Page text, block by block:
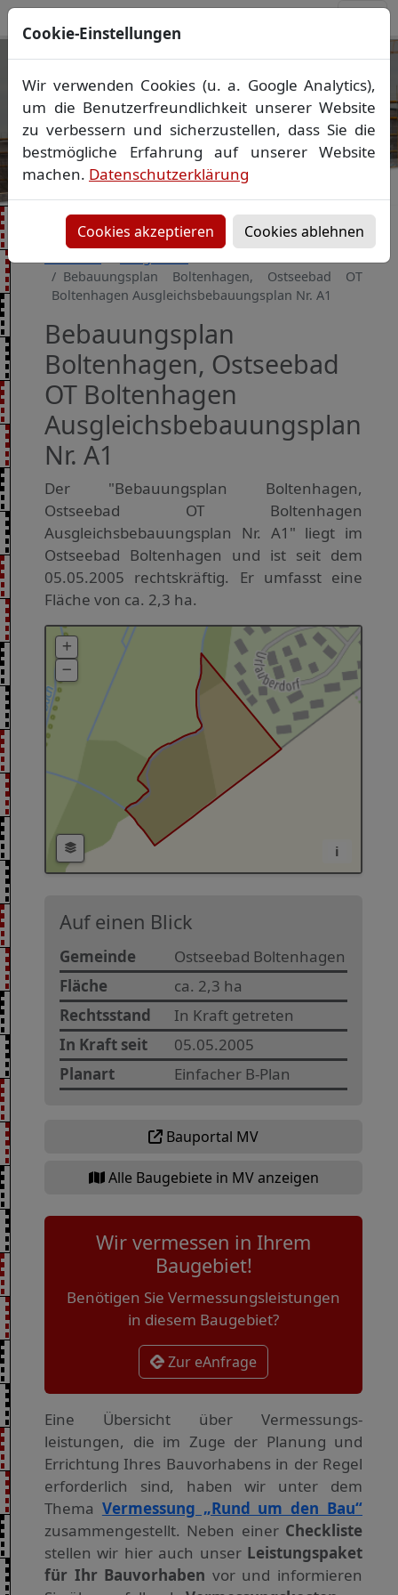
Ihr Vermessungsbüro in
Mecklenburg-Vorpommern
Wir vermessen Ihr Grundstück
Lageplan Absteckung▪Bauvermessung ▪
Gebäudeeinmessung
Grenzfeststellung▪Amtliche Auskünfte und
Vorheriges Bild
Bebauungsplan Boltenhagen, Ostseebad OT
Boltenhagen Ausgleichsbebauungsplan Nr. A1
Bebauungsplan
Boltenhagen, Ostseebad
OT Boltenhagen
Ausgleichsbebauungsplan
Nr. A1
Der "Bebauungsplan Boltenhagen,
Ostseebad OT Boltenhagen
Ausgleichsbebauungsplan Nr. A1" liegt im
Ostseebad Boltenhagen und ist seit dem
05.05.2005 rechtskräftig. Er umfasst eine
Fläche von ca. 2,3 ha.
i
Auf einen Blick
Gemeinde
Ostseebad Boltenhagen
Fläche
ca. 2,3 ha
Rechtsstand
In Kraft getreten
In Kraft seit
05.05.2005
Planart
Einfacher B-Plan
Bauportal MV
Alle Baugebiete in MV anzeigen
Wir vermessen in Ihrem
Baugebiet!
Benötigen Sie Vermessungsleistungen
in diesem Baugebiet?
Zur eAnfrage
Eine Übersicht über Vermessungs­
leistungen, die im Zuge der Planung und
Errichtung Ihres Bauvorhabens in der Regel
erforderlich sind, haben wir unter dem
Thema Vermessung „Rund um den Bau“
zusammengestellt. Neben einer Checkliste
stellen wir hier auch unser Leistungspaket
für Ihr Bauvorhaben vor und informieren
Cookie-Einstellungen
Wir verwenden Cookies (u. a. Google Analytics),
um die Benutzerfreundlichkeit unserer Website
zu verbessern und sicherzustellen, dass Sie die
bestmögliche Erfahrung auf unserer Website
machen. Datenschutzerklärung
Cookies akzeptieren Cookies ablehnen